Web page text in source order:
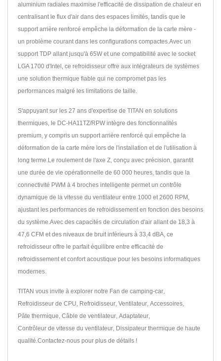
aluminium radiales maximise l'efficacité de dissipation de chaleur en
centralisant le flux d'air dans des espaces limités, tandis que le
support arrière renforcé empêche la déformation de la carte mère -
un problème courant dans les configurations compactes.Avec un
support TDP allant jusqu'à 65W et une compatibilité avec le socket
LGA 1700 d'Intel, ce refroidisseur offre aux intégrateurs de systèmes
une solution thermique fiable qui ne compromet pas les
performances malgré les limitations de taille.
S'appuyant sur les 27 ans d'expertise de TITAN en solutions
thermiques, le DC-HA11TZ/RPW intègre des fonctionnalités
premium, y compris un support arrière renforcé qui empêche la
déformation de la carte mère lors de l'installation et de l'utilisation à
long terme.Le roulement de l'axe Z, conçu avec précision, garantit
une durée de vie opérationnelle de 60 000 heures, tandis que la
connectivité PWM à 4 broches intelligente permet un contrôle
dynamique de la vitesse du ventilateur entre 1000 et 2600 RPM,
ajustant les performances de refroidissement en fonction des besoins
du système.Avec des capacités de circulation d'air allant de 18,3 à
47,6 CFM et des niveaux de bruit inférieurs à 33,4 dBA, ce
refroidisseur offre le parfait équilibre entre efficacité de
refroidissement et confort acoustique pour les besoins informatiques
modernes.
TITAN vous invite à explorer notre Fan de camping-car
Refroidisseur de CPU Refroidisseur Ventilateur Accessoires
Pâte thermique Câble de ventilateur Adaptateur
Contrôleur de vitesse du ventilateur Dissipateur thermique de haute
qualité. Contactez-nous pour plus de détails !